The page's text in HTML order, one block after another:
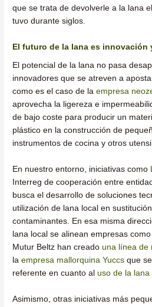
que se trata de devolverle a la lana
tuvo durante siglos.
El futuro de la lana es innovación
El potencial de la lana no pasa
innovadores que se atreven a
como es el caso de la empresa
aprovecha la ligereza e
de bajo coste para producir un
plástico en la construcción de
instrumentos de cocina y otros
En nuestro entorno, iniciativas como
Interreg de cooperación entre
busca el desarrollo de soluciones
utilización de lana local en
contaminantes. En esa misma
lana local se alinean empresas
Mutur Beltz han creadouna línea de
la empresa mallorquina Yuccs que
referente en cuanto aluso de la
Asimismo, otras iniciativas más